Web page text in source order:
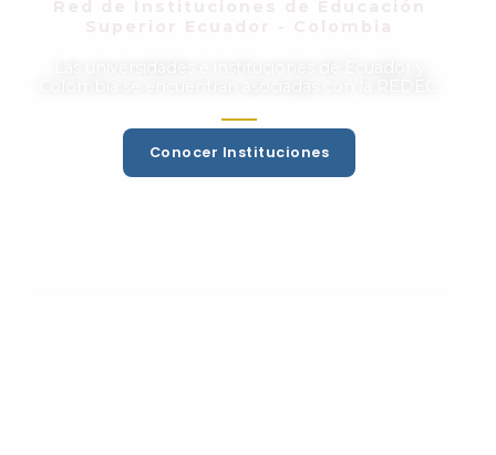
Conocer Instituciones